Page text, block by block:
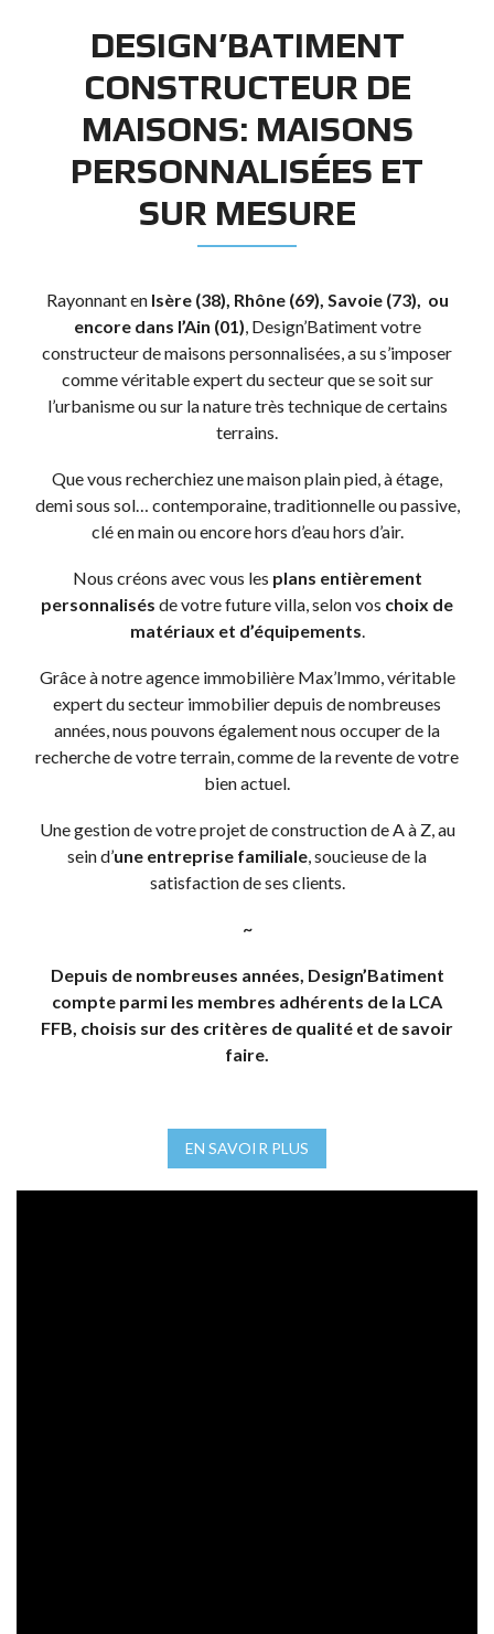
DESIGN’BATIMENT
CONSTRUCTEUR DE
MAISONS: MAISONS
PERSONNALISÉES ET
SUR MESURE
Rayonnant en Isère (38), Rhône (69), Savoie (73), ou
encore dans l’Ain (01), Design’Batiment votre
constructeur de maisons personnalisées, a su s’imposer
comme véritable expert du secteur que se soit sur
l’urbanisme ou sur la nature très technique de certains
terrains.
Que vous recherchiez une maison plain pied, à étage,
demi sous sol… contemporaine, traditionnelle ou passive,
clé en main ou encore hors d’eau hors d’air.
Nous créons avec vous les plans entièrement
personnalisés de votre future villa, selon vos choix de
matériaux et d’équipements.
Grâce à notre agence immobilière Max’Immo, véritable
expert du secteur immobilier depuis de nombreuses
années, nous pouvons également nous occuper de la
recherche de votre terrain, comme de la revente de votre
bien actuel.
Une gestion de votre projet de construction de A à Z, au
sein d’une entreprise familiale, soucieuse de la
satisfaction de ses clients.
~
Depuis de nombreuses années, Design’Batiment
compte parmi les membres adhérents de la LCA
FFB, choisis sur des critères de qualité et de savoir
faire.
EN SAVOIR PLUS